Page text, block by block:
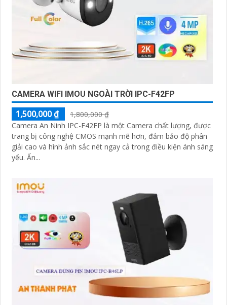
CAMERA WIFI IMOU NGOÀI TRỜI IPC-F42FP
1,500,000 ₫
1,800,000 ₫
Camera An Ninh IPC-F42FP là một Camera chất lượng, được
trang bị công nghệ CMOS mạnh mẽ hơn, đảm bảo độ phân
giải cao và hình ảnh sắc nét ngay cả trong điều kiện ánh sáng
yếu. Ấn...